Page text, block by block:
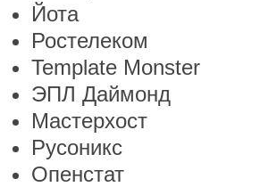
Йота
Ростелеком
Template Monster
ЭПЛ Даймонд
Мастерхост
Русоникс
Опенстат